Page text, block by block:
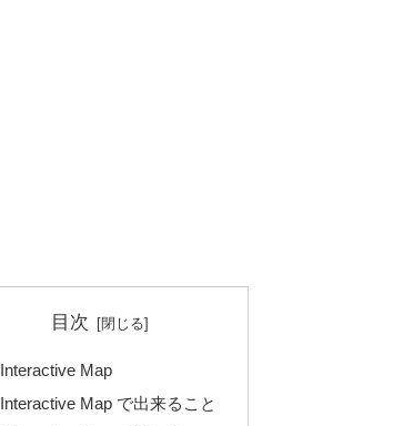
目次
Interactive Map
Interactive Map で出来ること